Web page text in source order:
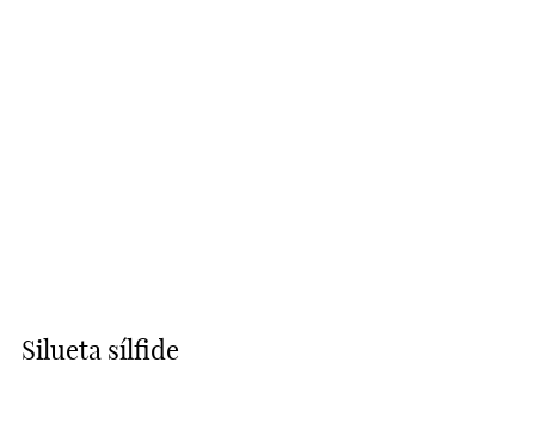
Silueta sílfide